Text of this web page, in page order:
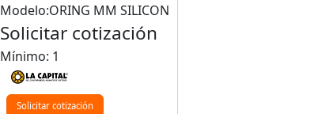
Modelo:ORING MM SILICON
Solicitar cotización
Mínimo: 1
Solicitar cotización